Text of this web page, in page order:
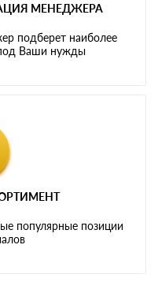
МЕНЕДЖЕРА
подберет наиболее
Ваши нужды
популярные позиции